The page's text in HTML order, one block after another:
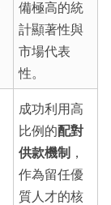
備極高的統
計顯著性與
市場代表
性。
成功利用高
比例的配對
供款機制 ，
作為留任優
質人才的核